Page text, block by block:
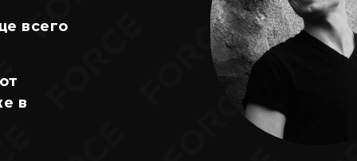
всего
в